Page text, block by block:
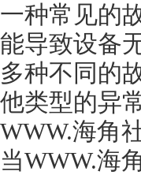
一种常见的
能导致设备无
多种不同的故
他类型的异
WWW.海角
当WWW.海